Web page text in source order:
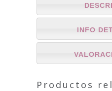
INFO
Productos